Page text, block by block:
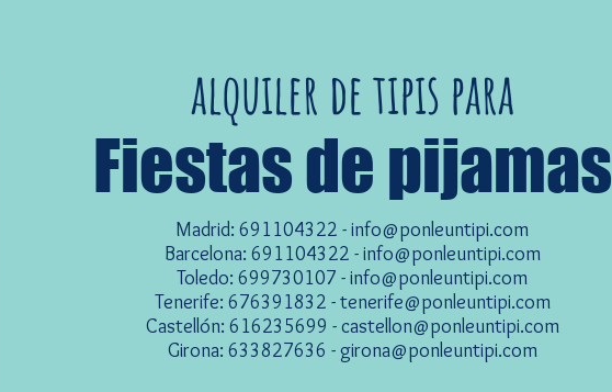
alquiler de tipis para
Madrid: 691104322 -info@ponleuntipi.com
Barcelona: 691104322 -info@ponleuntipi.com
Toledo: 699730107 -info@ponleuntipi.com
Tenerife: 676391832 -tenerife@ponleuntipi.com
Castellón: 616235699 -castellon@ponleuntipi.com
Girona: 633827636 -girona@ponleuntipi.com
Fiestas de pijamas